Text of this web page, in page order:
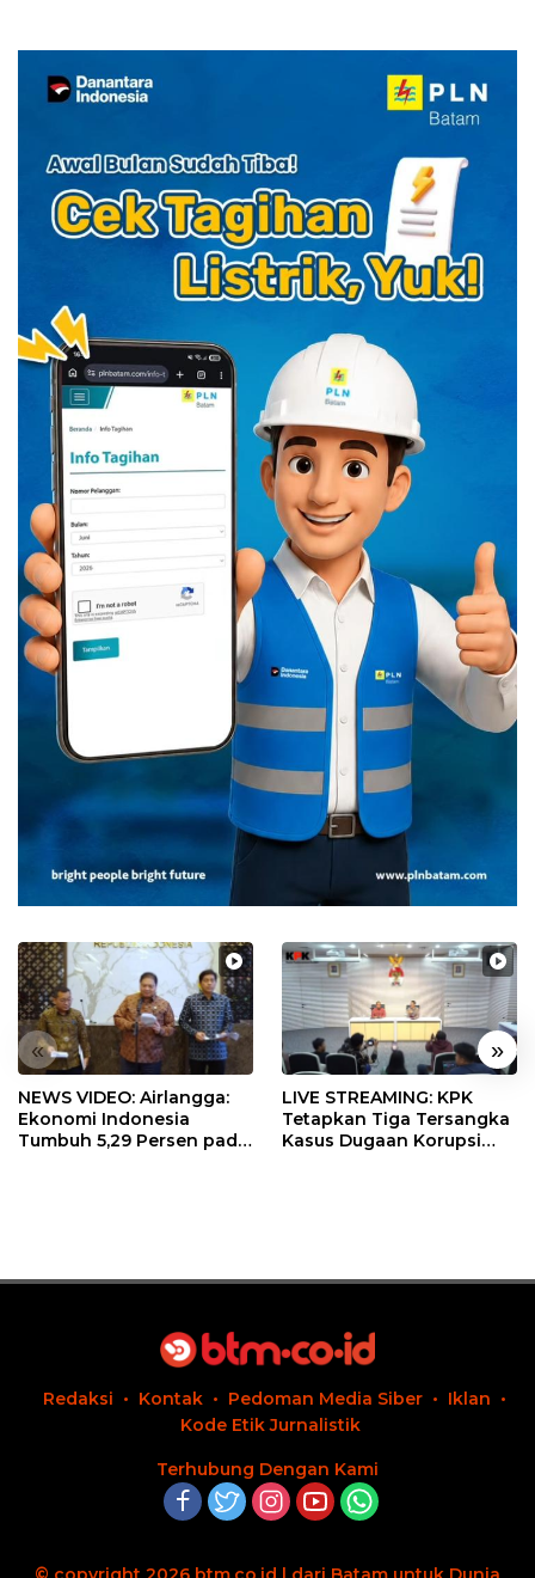
« »
NEWS VIDEO: Airlangga:
Ekonomi Indonesia
Tumbuh 5,29 Persen pada
LIVE STREAMING: KPK
Tetapkan Tiga Tersangka
Kasus Dugaan Korupsi
Redaksi Kontak Pedoman Media Siber
Iklan
Kode Etik Jurnalistik
Terhubung Dengan Kami